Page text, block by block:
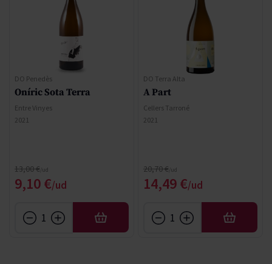
DO Penedès
Oníric Sota Terra
Entre Vinyes
2021
Precio especial
9,10 €
Precio normal
13,00 €
AÑADIR
DO Terra Alta
A Part
Cellers Tarroné
2021
Precio especial
14,49 €
Precio normal
20,70 €
AÑADIR